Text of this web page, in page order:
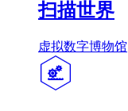
扫描世界
虚拟数字博物馆